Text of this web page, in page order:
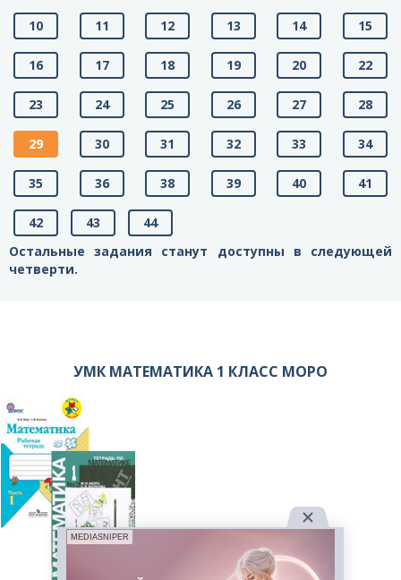
10 11 12 13 14 15
16 17 18 19 20 22
23 24 25 26 27 28
29 30 31 32 33 34
35 36 38 39 40 41
42 43
44
Остальные задания станут доступны в следующей
четверти.
УМК МАТЕМАТИКА 1 КЛАСС МОРО
MEDIASNIPER